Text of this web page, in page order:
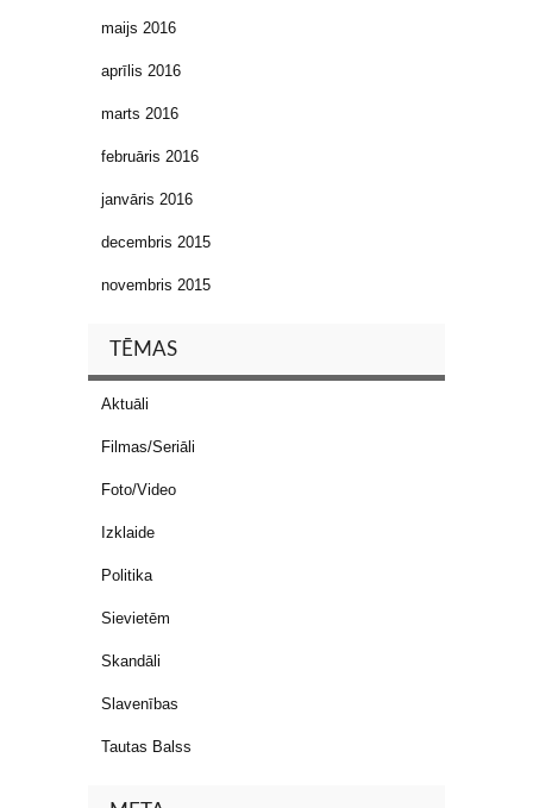
maijs 2016
aprīlis 2016
marts 2016
februāris 2016
janvāris 2016
decembris 2015
novembris 2015
TĒMAS
Aktuāli
Filmas/Seriāli
Foto/Video
Izklaide
Politika
Sievietēm
Skandāli
Slavenības
Tautas Balss